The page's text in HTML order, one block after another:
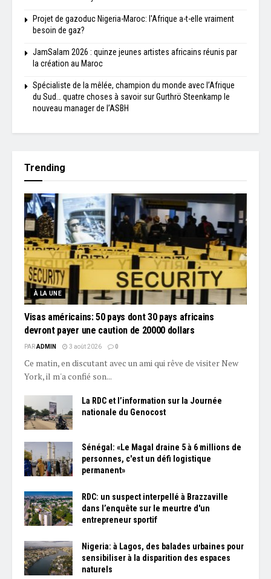
Projet de gazoduc Nigeria-Maroc: l'Afrique a-t-elle vraiment
besoin de gaz?
JamSalam 2026 : quinze jeunes artistes africains réunis par
la création au Maroc
Spécialiste de la mêlée, champion du monde avec l’Afrique
du Sud… quatre choses à savoir sur Gurthrö Steenkamp le
nouveau manager de l’ASBH
Trending
À LA UNE
Visas américains: 50 pays dont 30 pays africains
devront payer une caution de 20000 dollars
PARADMIN 3 août 2026 0
Ce matin, en discutant avec un ami qui rêve de visiter New
York, il m'a confié son...
La RDC et l’information sur la Journée
nationale du Genocost
Sénégal: «Le Magal draine 5 à 6 millions de
personnes, c'est un défi logistique
permanent»
RDC: un suspect interpellé à Brazzaville
dans l’enquête sur le meurtre d'un
entrepreneur sportif
Nigeria: à Lagos, des balades urbaines pour
sensibiliser à la disparition des espaces
naturels